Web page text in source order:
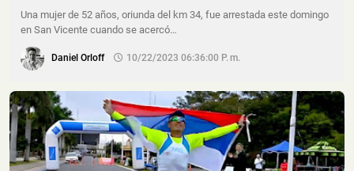
Una mujer de 52 años, oriunda del km 34, fue arrestada este domingo
en San Vicente cuando se acercó…
Daniel Orloff 10/22/2023 06:36:00 P. M.